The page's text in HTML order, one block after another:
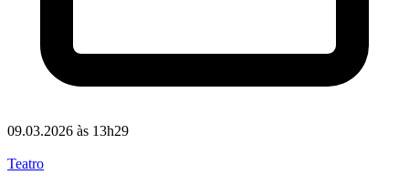
09.03.2026 às 13h29
Teatro